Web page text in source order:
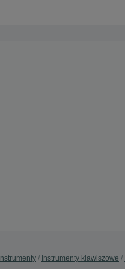
Instrumenty Instrumenty klawiszowe